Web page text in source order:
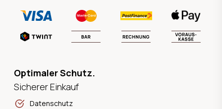
Optimaler Schutz.
Sicherer Einkauf
Datenschutz